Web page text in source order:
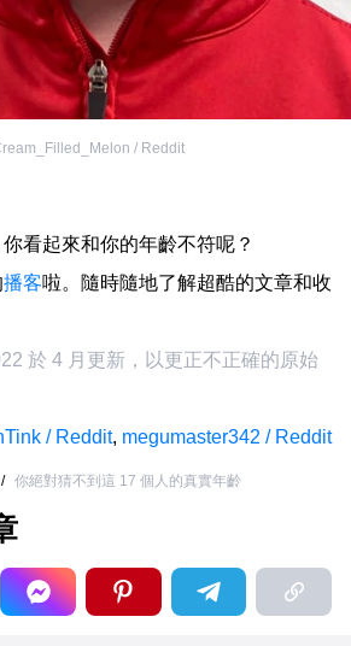
/ Reddit
看起來和你的年齡不符呢？
播客啦。隨時隨地了解超酷的文章和收
於 4 月更新，以更正不正確的原始
/ Reddit, megumaster342 / Reddit
/ 你絕對猜不到這 17 個人的真實年齡